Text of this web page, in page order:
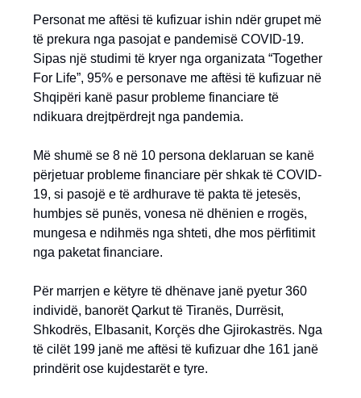
Personat me aftësi të kufizuar ishin ndër grupet më
të prekura nga pasojat e pandemisë COVID-19.
Sipas një studimi të kryer nga organizata “Together
For Life”, 95% e personave me aftësi të kufizuar në
Shqipëri kanë pasur probleme financiare të
ndikuara drejtpërdrejt nga pandemia.
Më shumë se 8 në 10 persona deklaruan se kanë
përjetuar probleme financiare për shkak të COVID-
19, si pasojë e të ardhurave të pakta të jetesës,
humbjes së punës, vonesa në dhënien e rrogës,
mungesa e ndihmës nga shteti, dhe mos përfitimit
nga paketat financiare.
Për marrjen e këtyre të dhënave janë pyetur 360
individë, banorët Qarkut të Tiranës, Durrësit,
Shkodrës, Elbasanit, Korçës dhe Gjirokastrës. Nga
të cilët 199 janë me aftësi të kufizuar dhe 161 janë
prindërit ose kujdestarët e tyre.